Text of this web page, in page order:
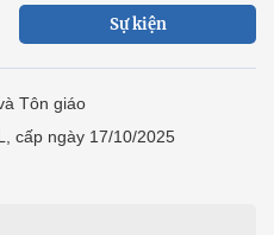
Sự kiện
Tôn giáo
cấp ngày 17/10/2025